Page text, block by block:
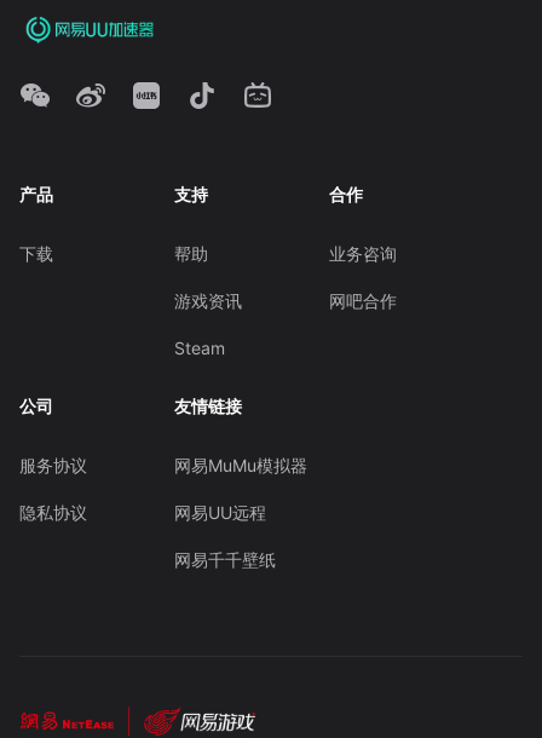
产品
下载
支持
帮助
游戏资讯
Steam
合作
业务咨询
网吧合作
公司
服务协议
隐私协议
友情链接
网易MuMu模拟器
网易UU远程
网易千千壁纸